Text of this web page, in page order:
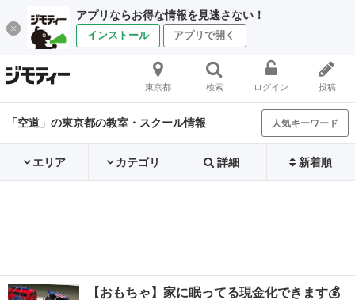
アプリならお得な情報を見逃さない！
インストール アプリで開く
東京都 検索 ログイン 投稿
「空道」の東京都の教室・スクール情報 人気キーワード
エリア カテゴリ 詳細 新着順
【おもちゃ】家に眠ってる現金化できます💰